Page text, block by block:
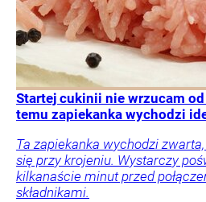
Startej cukinii nie wrzucam
temu zapiekanka wychodzi
Ta zapiekanka wychodzi
się przy krojeniu. Wystarczy
kilkanaście minut przed
składnikami.